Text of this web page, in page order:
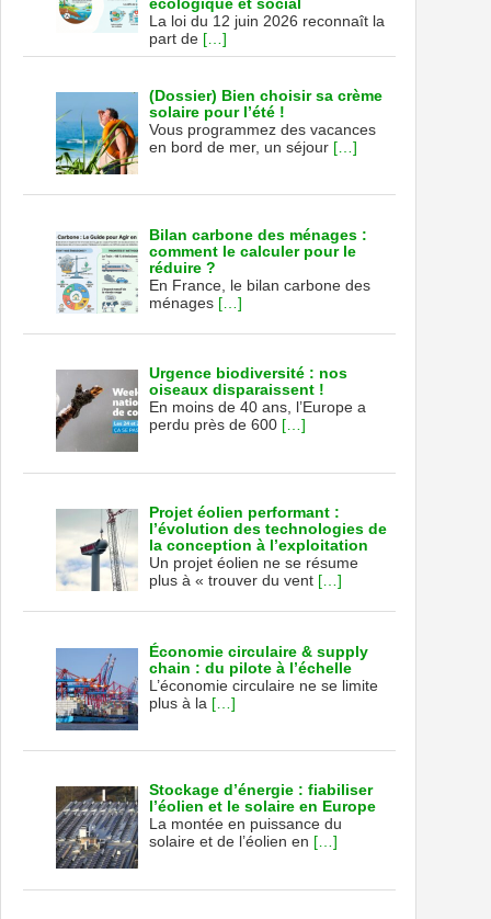
écologique et social
La loi du 12 juin 2026 reconnaît la
part de […]
(Dossier) Bien choisir sa crème
solaire pour l’été !
Vous programmez des vacances
en bord de mer, un séjour […]
Bilan carbone des ménages :
comment le calculer pour le
réduire ?
En France, le bilan carbone des
ménages […]
Urgence biodiversité : nos
oiseaux disparaissent !
En moins de 40 ans, l’Europe a
perdu près de 600 […]
Projet éolien performant :
l’évolution des technologies de
la conception à l’exploitation
Un projet éolien ne se résume
plus à « trouver du vent […]
Économie circulaire & supply
chain : du pilote à l’échelle
L’économie circulaire ne se limite
plus à la […]
Stockage d’énergie : fiabiliser
l’éolien et le solaire en Europe
La montée en puissance du
solaire et de l’éolien en […]